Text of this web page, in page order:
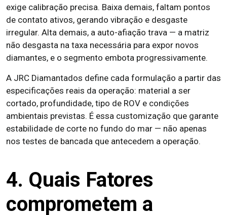
exige calibração precisa. Baixa demais, faltam pontos
de contato ativos, gerando vibração e desgaste
irregular. Alta demais, a auto-afiação trava — a matriz
não desgasta na taxa necessária para expor novos
diamantes, e o segmento embota progressivamente.
A JRC Diamantados define cada formulação a partir das
especificações reais da operação: material a ser
cortado, profundidade, tipo de ROV e condições
ambientais previstas. É essa customização que garante
estabilidade de corte no fundo do mar — não apenas
nos testes de bancada que antecedem a operação.
4. Quais Fatores
comprometem a